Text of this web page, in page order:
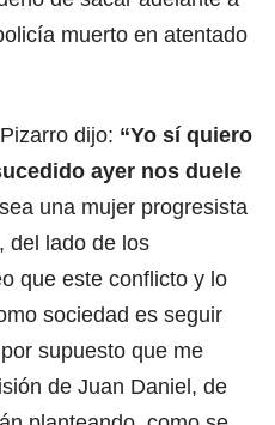
muerto en atentado
dijo: “Yo sí quiero
ayer nos duele
una mujer progresista
del lado de los
que este conflicto y lo
sociedad es seguir
supuesto que me
de Juan Daniel, de